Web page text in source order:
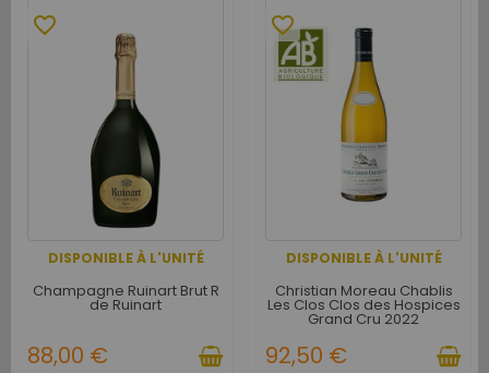
DISPONIBLE À L'UNITÉ
favorite_border
Champagne Ruinart Brut R
de Ruinart
88,00 €
DISPONIBLE À L'UNITÉ
favorite_border
Christian Moreau Chablis
Les Clos Clos des Hospices
Grand Cru 2022
92,50 €